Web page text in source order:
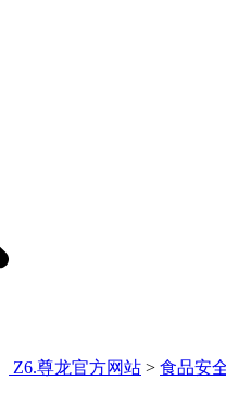
Z6.尊龙官方网站 > 食品安